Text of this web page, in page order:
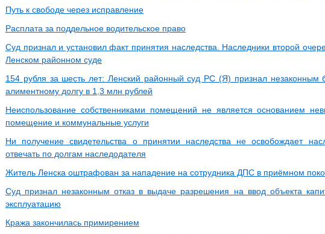
Путь к свободе через исправление
Расплата за поддельное водительское право
Суд признал и установил факт принятия наследства. Наследники второй
Ленском районном суде
154 рубля за шесть лет: Ленский районный суд РС (Я) признал незаконным
алиментному долгу в 1,3 млн рублей
Неиспользование собственниками помещений не является основанием
помещение и коммунальные услуги
Ни получение свидетельства о принятии наследства не освобождает
отвечать по долгам наследодателя
Житель Ленска оштрафован за нападение на сотрудника ДПС в приёмном
Суд признал незаконным отказ в выдаче разрешения на ввод объекта
эксплуатацию
Кража закончилась примирением